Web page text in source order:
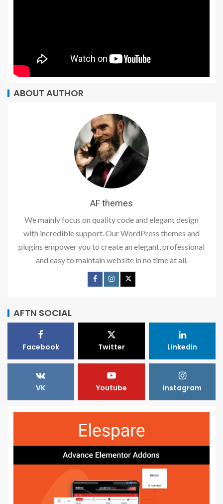
ABOUT AUTHOR
AF themes
We mainly focus on quality code and elegant design
with incredible support. Our WordPress themes and
plugins empower you to create an elegant, professional
and easy to maintain website in no time at all.
AFTN SOCIAL
Facebook Twitter Linkedin
VK Youtube Instagram